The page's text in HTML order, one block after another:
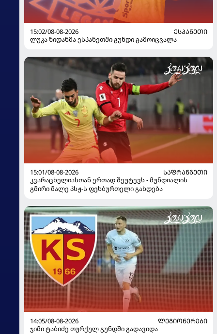
15:02/08-08-2026
ᲔᲡᲞᲐᲜᲔᲗᲘ
ლუკა ზიდანმა ესპანეთში გუნდი გამოიცვალა
15:01/08-08-2026
ᲡᲐᲤᲠᲐᲜᲒᲔᲗᲘ
კვარაცხელიასთან ერთად შეუტევს - მუნდიალის
გმირი მალე პსჟ-ს ფეხბურთელი გახდება
14:05/08-08-2026
ᲚᲔᲒᲘᲝᲜᲔᲠᲔᲑᲘ
ჯიმი ტაბიძე თურქულ გუნდში გადავიდა